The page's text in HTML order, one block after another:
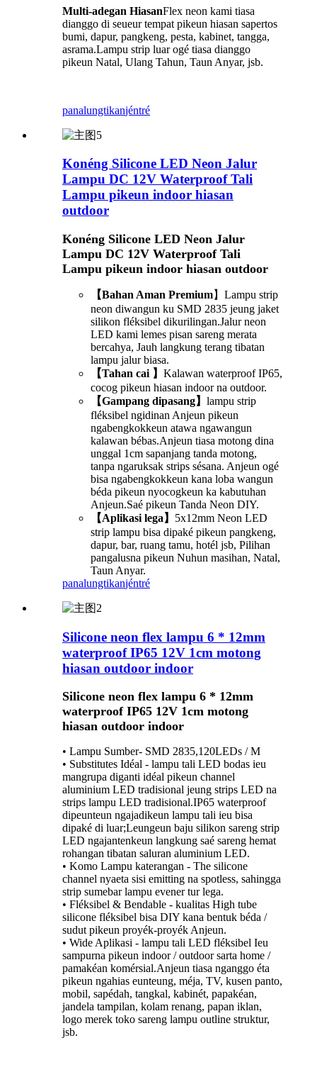
Multi-adegan HiasanFlex neon kami tiasa
dianggo di seueur tempat pikeun hiasan sapertos
bumi, dapur, pangkeng, pesta, kabinet, tangga,
asrama.Lampu strip luar ogé tiasa dianggo
pikeun Natal, Ulang Tahun, Taun Anyar, jsb.
panalungtikanjéntré
Konéng Silicone LED Neon Jalur
Lampu DC 12V Waterproof Tali
Lampu pikeun indoor hiasan
outdoor
Konéng Silicone LED Neon Jalur
Lampu DC 12V Waterproof Tali
Lampu pikeun indoor hiasan outdoor
【Bahan Aman Premium】Lampu strip
neon diwangun ku SMD 2835 jeung jaket
silikon fléksibel dikurilingan.Jalur neon
LED kami lemes pisan sareng merata
bercahya, Jauh langkung terang tibatan
lampu jalur biasa.
【Tahan cai 】 Kalawan waterproof IP65,
cocog pikeun hiasan indoor na outdoor.
【Gampang dipasang】 lampu strip
fléksibel ngidinan Anjeun pikeun
ngabengkokkeun atawa ngawangun
kalawan bébas.Anjeun tiasa motong dina
unggal 1cm sapanjang tanda motong,
tanpa ngaruksak strips sésana. Anjeun ogé
bisa ngabengkokkeun kana loba wangun
béda pikeun nyocogkeun ka kabutuhan
Anjeun.Saé pikeun Tanda Neon DIY.
【Aplikasi lega】 5x12mm Neon LED
strip lampu bisa dipaké pikeun pangkeng,
dapur, bar, ruang tamu, hotél jsb, Pilihan
pangalusna pikeun Nuhun masihan, Natal,
Taun Anyar.
panalungtikanjéntré
Silicone neon flex lampu 6 * 12mm
waterproof IP65 12V 1cm motong
hiasan outdoor indoor
Silicone neon flex lampu 6 * 12mm
waterproof IP65 12V 1cm motong
hiasan outdoor indoor
• Lampu Sumber- SMD 2835,120LEDs / M
• Substitutes Idéal - lampu tali LED bodas ieu
mangrupa diganti idéal pikeun channel
aluminium LED tradisional jeung strips LED na
strips lampu LED tradisional.IP65 waterproof
dipeunteun ngajadikeun lampu tali ieu bisa
dipaké di luar;Leungeun baju silikon sareng strip
LED ngajantenkeun langkung saé sareng hemat
rohangan tibatan saluran aluminium LED.
• Komo Lampu katerangan - The silicone
channel nyaeta sisi emitting na spotless, sahingga
strip sumebar lampu evener tur lega.
• Fléksibel & Bendable - kualitas High tube
silicone fléksibel bisa DIY kana bentuk béda /
sudut pikeun proyék-proyék Anjeun.
• Wide Aplikasi - lampu tali LED fléksibel Ieu
sampurna pikeun indoor / outdoor sarta home /
pamakéan komérsial.Anjeun tiasa nganggo éta
pikeun ngahias eunteung, méja, TV, kusen panto,
mobil, sapédah, tangkal, kabinét, papakéan,
jandela tampilan, kolam renang, papan iklan,
logo merek toko sareng lampu outline struktur,
jsb.